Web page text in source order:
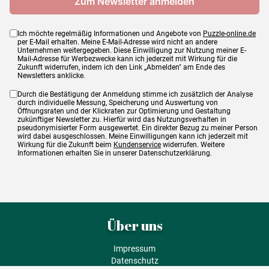
Ich möchte regelmäßig Informationen und Angebote von Puzzle-online.de
per E-Mail erhalten. Meine E-Mail-Adresse wird nicht an andere
Unternehmen weitergegeben. Diese Einwilligung zur Nutzung meiner E-
Mail-Adresse für Werbezwecke kann ich jederzeit mit Wirkung für die
Zukunft widerrufen, indem ich den Link „Abmelden" am Ende des
Newsletters anklicke.
Durch die Bestätigung der Anmeldung stimme ich zusätzlich der Analyse
durch individuelle Messung, Speicherung und Auswertung von
Öffnungsraten und der Klickraten zur Optimierung und Gestaltung
zukünftiger Newsletter zu. Hierfür wird das Nutzungsverhalten in
pseudonymisierter Form ausgewertet. Ein direkter Bezug zu meiner Person
wird dabei ausgeschlossen. Meine Einwilligungen kann ich jederzeit mit
Wirkung für die Zukunft beim Kundenservice widerrufen. Weitere
Informationen erhalten Sie in unserer Datenschutzerklärung.
Über uns
Impressum
Datenschutz